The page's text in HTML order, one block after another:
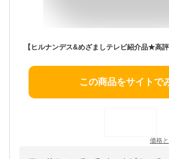
この商品をサイトで
価格